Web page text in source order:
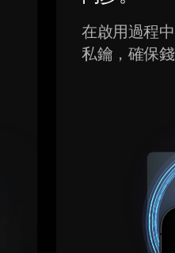
在啟用過程
私鑰，確保